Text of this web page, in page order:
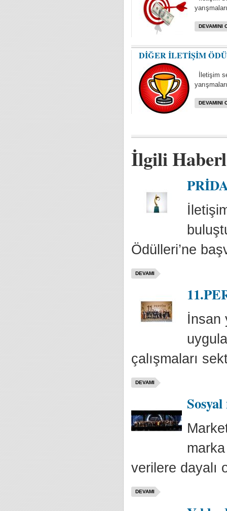
DEVAMINI
DİĞER İLETİŞİM
İletişim
DEVAMINI
İlgili
Ödülleri’ne
DEVAMI
İnsan
çalışmaları
DEVAMI
verilere dayalı
DEVAMI